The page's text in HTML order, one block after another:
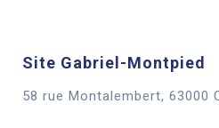
Site Gabriel-Montpied
58 rue Montalembert, 63000